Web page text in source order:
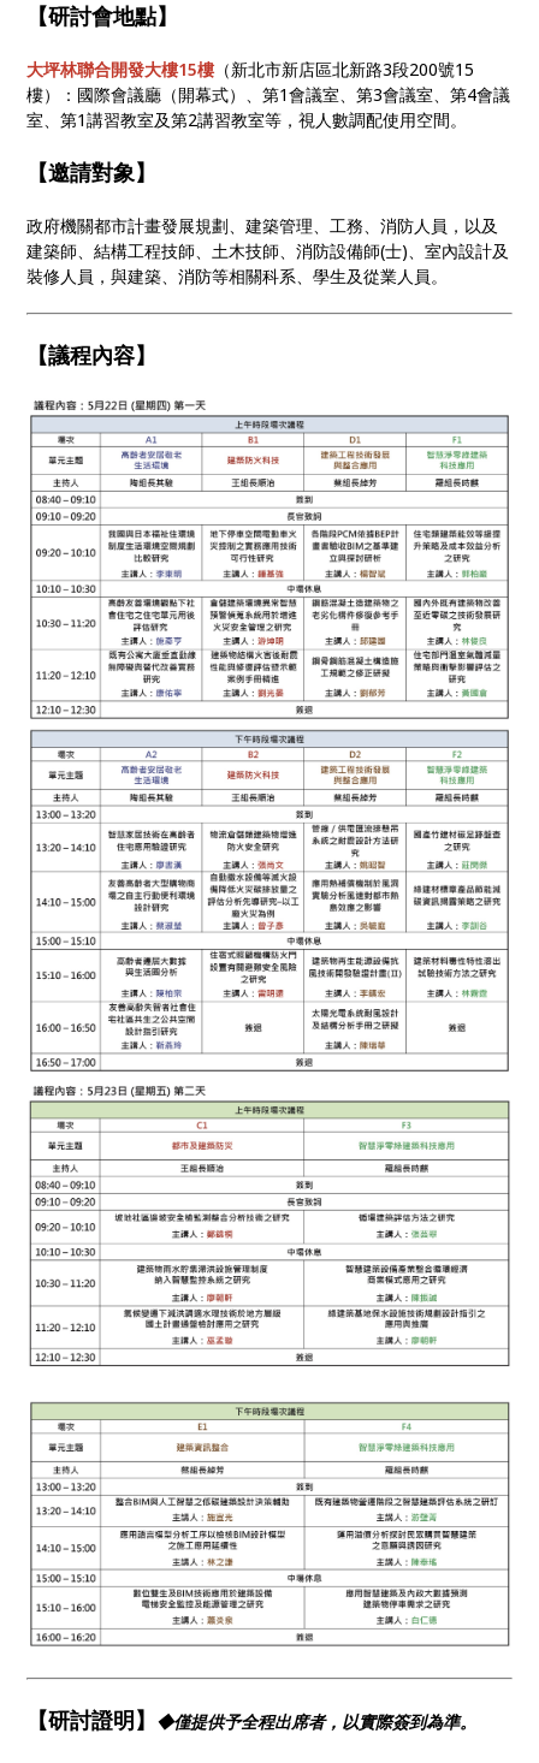
【研討會地點】
大坪林聯合開發大樓15樓（新北市新店區北新路3段200號15
樓）：國際會議廳（開幕式）、第1會議室、第3會議室、第4會議
室、第1講習教室及第2講習教室等，視人數調配使用空間。
【邀請對象】
政府機關都市計畫發展規劃、建築管理、工務、消防人員，以及
建築師、結構工程技師、土木技師、消防設備師(士)、室內設計及
裝修人員，與建築、消防等相關科系、學生及從業人員。
【議程內容】
【研討證明】 ◆僅提供予全程出席者，以實際簽到為準。